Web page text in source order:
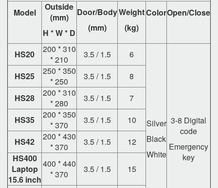
Model
Outside
(mm)
H * W * D
Door/Body
(mm)
Weight
(kg)
ColorOpen/Close
HS20
200 * 310
* 210
3.5 / 1.5 6
Silver
Black
White
3-8 Digital
code
Emergency
key
HS25
250 * 350
* 250
3.5 / 1.5
8
HS28
200 * 310
* 280
3.5 / 1.5
7
HS35
200 * 350
* 370
3.5 / 1.5
10
HS42
200 * 430
* 370
3.5 / 1.5
12
HS400
Laptop
15.6 inch
400 * 440
* 370
3.5 / 1.5 15